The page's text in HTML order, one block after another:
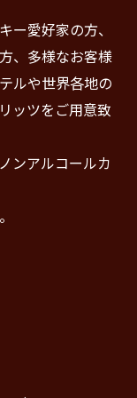
ー愛好家の方、
、多様なお客様
ルや世界各地の
ッツをご用意致
ンアルコールカ